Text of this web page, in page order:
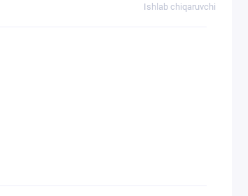
Ishlab chiqaruvchi